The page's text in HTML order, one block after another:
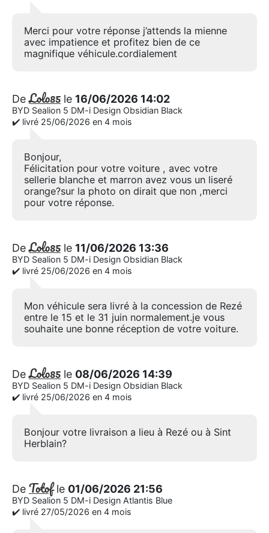
Merci pour votre réponse j’attends la mienne
avec impatience et profitez bien de ce
magnifique véhicule.cordialement
DeLolo85 le 16/06/2026 14:02
BYD Sealion 5 DM-i Design Obsidian Black
✔️ livré 25/06/2026 en 4 mois
Bonjour,
Félicitation pour votre voiture , avec votre
sellerie blanche et marron avez vous un liseré
orange?sur la photo on dirait que non ,merci
pour votre réponse.
DeLolo85 le 11/06/2026 13:36
BYD Sealion 5 DM-i Design Obsidian Black
✔️ livré 25/06/2026 en 4 mois
Mon véhicule sera livré à la concession de Rezé
entre le 15 et le 31 juin normalement.je vous
souhaite une bonne réception de votre voiture.
DeLolo85 le 08/06/2026 14:39
BYD Sealion 5 DM-i Design Obsidian Black
✔️ livré 25/06/2026 en 4 mois
Bonjour votre livraison a lieu à Rezé ou à Sint
Herblain?
De Totofle 01/06/2026 21:56
BYD Sealion 5 DM-i Design Atlantis Blue
✔️ livré 27/05/2026 en 4 mois